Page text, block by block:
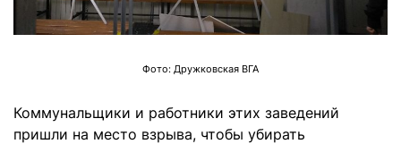
Фото: Дружковская ВГА
Коммунальщики и работники этих заведений
пришли на место взрыва, чтобы убирать